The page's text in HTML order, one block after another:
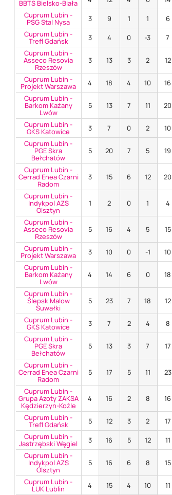
BBTS Bielsko-Biała
Cuprum Lubin -
PSG Stal Nysa 3 9 1 1 6
Cuprum Lubin -
Trefl Gdańsk 3 4 0 -3 7
Cuprum Lubin -
Asseco Resovia
Rzeszów
3 13 3 2 12
Cuprum Lubin -
Projekt Warszawa 4 18 4 10 16
Cuprum Lubin -
Barkom Każany
Lwów
5 13 7 11 20
Cuprum Lubin -
GKS Katowice 3 7 0 2 10
Cuprum Lubin -
PGE Skra
Bełchatów
5 20 7 5 19
Cuprum Lubin -
Cerrad Enea Czarni
Radom
3 15 6 12 20
Cuprum Lubin -
Indykpol AZS
Olsztyn
1 2 0 1 4
Cuprum Lubin -
Asseco Resovia
Rzeszów
5 16 4 5 15
Cuprum Lubin -
Projekt Warszawa 3 10 0 -1 10
Cuprum Lubin -
Barkom Każany
Lwów
4 14 6 0 18
Cuprum Lubin -
Ślepsk Malow
Suwałki
5 23 7 18 12
Cuprum Lubin -
GKS Katowice 3 7 2 4 8
Cuprum Lubin -
PGE Skra
Bełchatów
5 13 3 7 17
Cuprum Lubin -
Cerrad Enea Czarni
Radom
5 17 5 11 23
Cuprum Lubin -
Grupa Azoty ZAKSA
Kędzierzyn-Koźle
4 16 2 8 16
Cuprum Lubin -
Trefl Gdańsk 5 12 3 2 17
Cuprum Lubin -
Jastrzębski Węgiel 3 16 5 12 11
Cuprum Lubin -
Indykpol AZS
Olsztyn
5 16 6 8 15
Cuprum Lubin -
LUK Lublin 4 15 4 10 11